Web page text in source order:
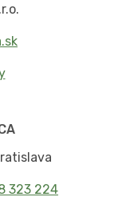
323 224